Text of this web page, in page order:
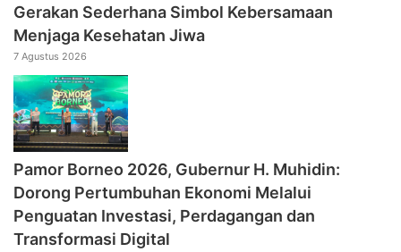
Gerakan Sederhana Simbol Kebersamaan
Menjaga Kesehatan Jiwa
7 Agustus 2026
Pamor Borneo 2026, Gubernur H. Muhidin:
Dorong Pertumbuhan Ekonomi Melalui
Penguatan Investasi, Perdagangan dan
Transformasi Digital